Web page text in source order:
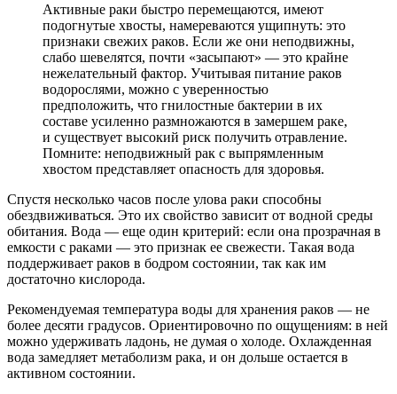
Активные раки быстро перемещаются, имеют
подогнутые хвосты, намереваются ущипнуть: это
признаки свежих раков. Если же они неподвижны,
слабо шевелятся, почти «засыпают» — это крайне
нежелательный фактор. Учитывая питание раков
водорослями, можно с уверенностью
предположить, что гнилостные бактерии в их
составе усиленно размножаются в замершем раке,
и существует высокий риск получить отравление.
Помните: неподвижный рак с выпрямленным
хвостом представляет опасность для здоровья.
Спустя несколько часов после улова раки способны
обездвиживаться. Это их свойство зависит от водной среды
обитания. Вода — еще один критерий: если она прозрачная в
емкости с раками — это признак ее свежести. Такая вода
поддерживает раков в бодром состоянии, так как им
достаточно кислорода.
Рекомендуемая температура воды для хранения раков — не
более десяти градусов. Ориентировочно по ощущениям: в ней
можно удерживать ладонь, не думая о холоде. Охлажденная
вода замедляет метаболизм рака, и он дольше остается в
активном состоянии.